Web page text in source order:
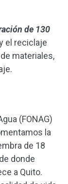
de 130
el reciclaje
materiales,
(FONAG)
la
de 18
donde
a Quito.